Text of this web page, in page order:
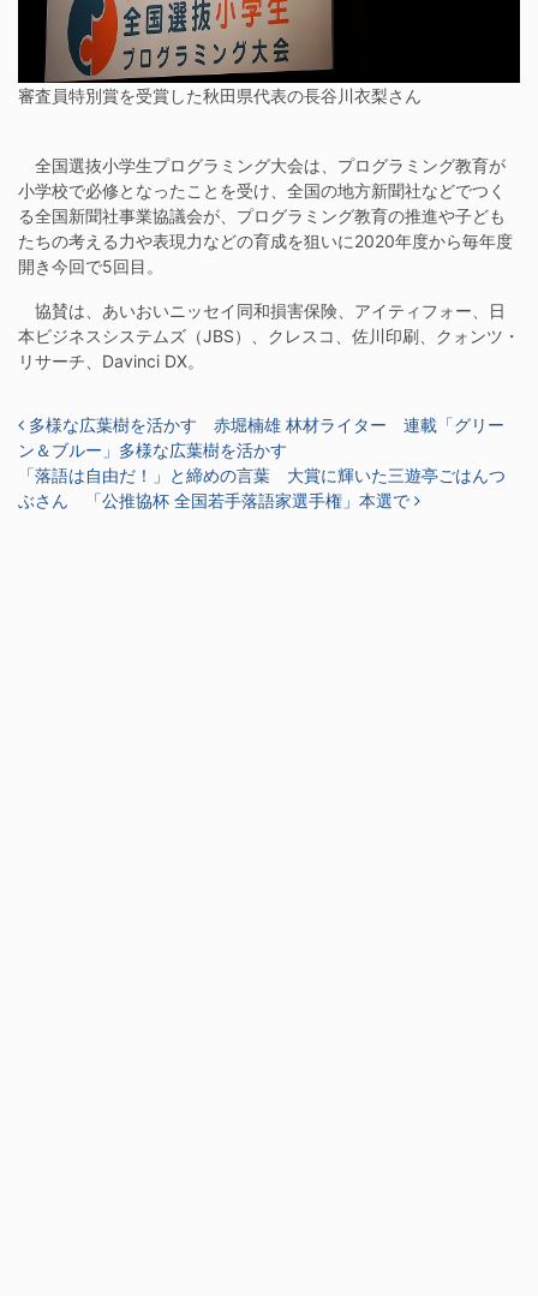
審査員特別賞を受賞した秋田県代表の長谷川衣梨さん
全国選抜小学生プログラミング大会は、プログラミング教育が
小学校で必修となったことを受け、全国の地方新聞社などでつく
る全国新聞社事業協議会が、プログラミング教育の推進や子ども
たちの考える力や表現力などの育成を狙いに2020年度から毎年度
開き今回で5回目。
協賛は、あいおいニッセイ同和損害保険、アイティフォー、日
本ビジネスシステムズ（JBS）、クレスコ、佐川印刷、クォンツ・
リサーチ、Davinci DX。
投稿ナビゲーション
多様な広葉樹を活かす 赤堀楠雄 林材ライター 連載「グリー
ン＆ブルー」多様な広葉樹を活かす
「落語は自由だ！」と締めの言葉 大賞に輝いた三遊亭ごはんつ
ぶさん 「公推協杯 全国若手落語家選手権」本選で